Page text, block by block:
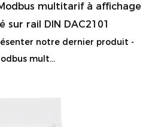
multitarif à affichage
sur rail DIN DAC2101
notre dernier produit -
mult...